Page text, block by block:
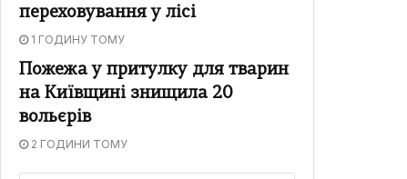
переховування у лісі
1 ГОДИНУ ТОМУ
Пожежа у притулку для тварин
на Київщині знищила 20
вольєрів
2 ГОДИНИ ТОМУ